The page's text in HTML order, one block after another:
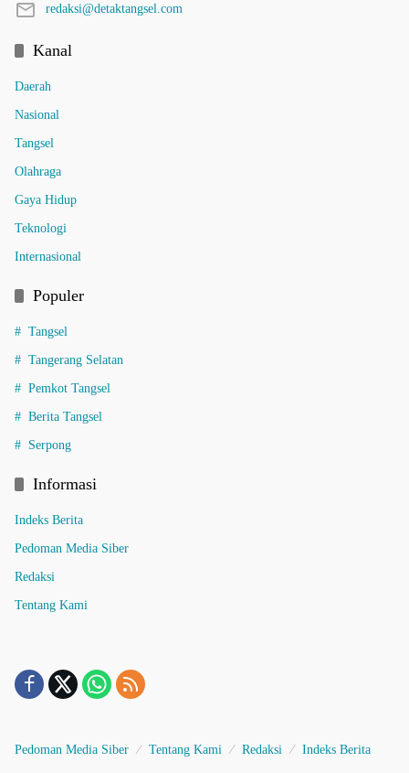
redaksi@detaktangsel.com
Kanal
Daerah
Nasional
Tangsel
Olahraga
Gaya Hidup
Teknologi
Internasional
Populer
Tangsel
Tangerang Selatan
Pemkot Tangsel
Berita Tangsel
Serpong
Informasi
Indeks Berita
Pedoman Media Siber
Redaksi
Tentang Kami
Pedoman Media Siber Tentang Kami Redaksi Indeks Berita